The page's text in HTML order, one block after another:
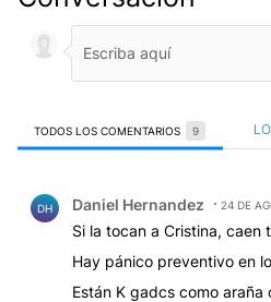
TODOS LOS COMENTARIOS 9
DH Daniel Hernandez 24 DE
Si la tocan a Cristina, caen
Hay pánico preventivo en
Están K gadcs como araña